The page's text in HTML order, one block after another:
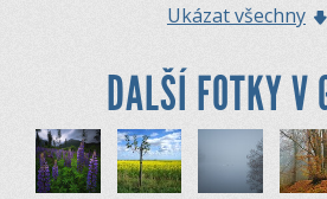
Ukázat všechny
DALŠÍ FOTKY V